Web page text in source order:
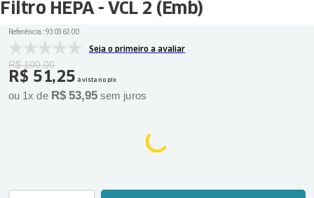
Filtro HEPA - VCL 2 (Emb)
Referência::93036300
Seja o primeiro a avaliar
R$ 100,00
R$ 51,25 à vista no pix
ou 1x de R$ 53,95 sem juros